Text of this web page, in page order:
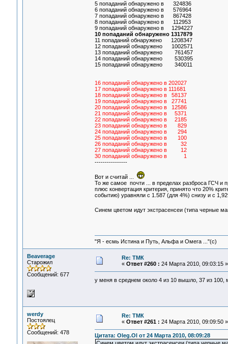
5 попаданий обнаружено в 324836
6 попаданий обнаружено в 576964
7 попаданий обнаружено в 867428
8 попаданий обнаружено в 112953
9 попаданий обнаружено в 1294227
10 попаданий обнаружено 1317879
11 попаданий обнаружено 1208347
12 попаданий обнаружено 1002571
13 попаданий обнаружено 761457
14 попаданий обнаружено 530395
15 попаданий обнаружено 340011
16 попаданий обнаружено в 202027
17 попаданий обнаружено в 111681
18 попаданий обнаружено в 58137
19 попаданий обнаружено в 27741
20 попаданий обнаружено в 12586
21 попаданий обнаружено в 5371
22 попаданий обнаружено в 2185
23 попаданий обнаружено в 829
24 попаданий обнаружено в 294
25 попаданий обнаружено в 100
26 попаданий обнаружено в 32
27 попаданий обнаружено в 12
30 попаданий обнаружено в 1
----------------
Вот и считай ...
То же самое почти ... в пределах разброса ГСЧ и
плюс конвертация критерия, принято что 20%
событию) уравняли с 1.587 (для 4%) снизу и с
Синем цветом идут экстрасенсеи (типа черные
"Я - есмь Истина и Путь, Альфа и Омега ..."(с)
Beaverage
Старожил
Сообщений: 677
Re: ТМК
« Ответ #260 : 24 Марта 2010, 09:03:15 »
у меня в среднем около 4 из 10 вышло, 37 из 100,
werdy
Постоялец
Сообщений: 478
Re: ТМК
« Ответ #261 : 24 Марта 2010, 09:09:50 »
Цитата: Oleg.Ol от 24 Марта 2010, 08:09:28